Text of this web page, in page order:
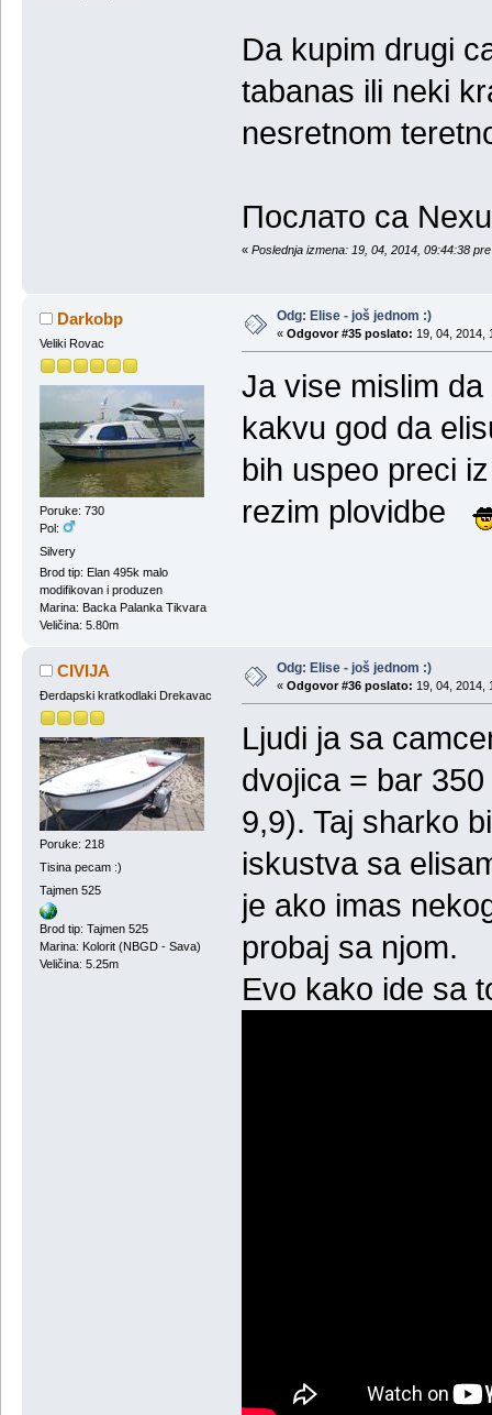
Da kupim drugi
tabanas ili neki
nesretnom
Послато са
« Poslednja izmena: 19, 04, 2014, 09:44:38
Darkobp
Veliki Rovac
Poruke: 730
Pol:
Silvery
Brod tip: Elan 495k malo
modifikovan i produzen
Marina: Backa Palanka Tikvara
Veličina: 5.80m
Odg: Elise - još jednom :)
« Odgovor #35 poslato: 19, 04, 2014,
Ja vise mislim
kakvu god da
bih uspeo preci
rezim plovidbe
CIVIJA
Đerdapski kratkodlaki Drekavac
Poruke: 218
Tisina pecam :)
Tajmen 525
Brod tip: Tajmen 525
Marina: Kolorit (NBGD - Sava)
Veličina: 5.25m
Odg: Elise - još jednom :)
« Odgovor #36 poslato: 19, 04, 2014,
Ljudi ja sa
dvojica = bar
9,9). Taj sharko
iskustva sa
je ako imas
probaj sa njom.
Evo kako ide sa